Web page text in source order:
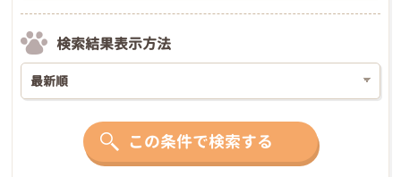
検索結果表示方法
この条件で検索する